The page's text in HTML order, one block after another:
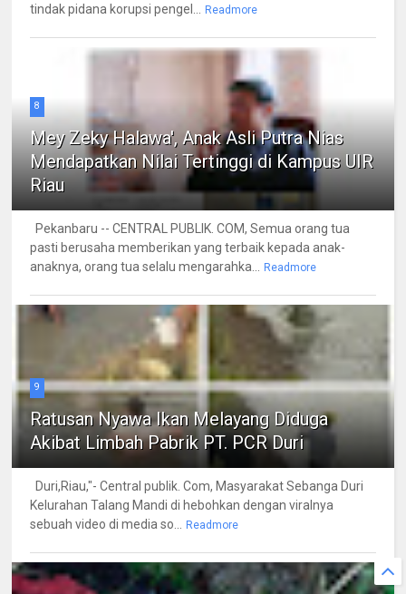
tindak pidana korupsi pengel...
Readmore
8
Mey Zeky Halawa', Anak Asli Putra Nias
Mendapatkan Nilai Tertinggi di Kampus UIR
Riau
Pekanbaru -- CENTRAL PUBLIK. COM, Semua orang tua
pasti berusaha memberikan yang terbaik kepada anak-
anaknya, orang tua selalu mengarahka...
Readmore
9
Ratusan Nyawa Ikan Melayang Diduga
Akibat Limbah Pabrik PT. PCR Duri
Duri,Riau,"- Central publik. Com, Masyarakat Sebanga Duri
Kelurahan Talang Mandi di hebohkan dengan viralnya
sebuah video di media so...
Readmore